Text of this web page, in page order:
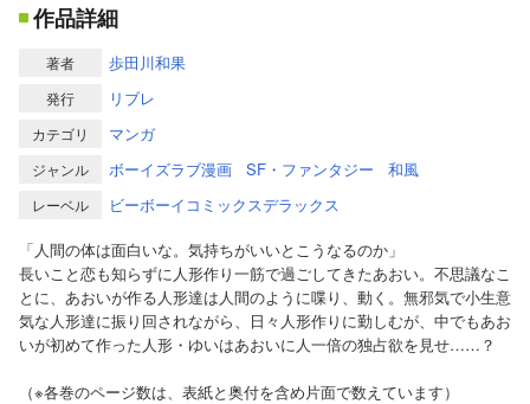
作品詳細
著者 歩田川和果
発行 リブレ
カテゴリ マンガ
ジャンル ボーイズラブ漫画 SF・ファンタジー 和風
レーベル
ビーボーイコミックスデラックス
「人間の体は面白いな。気持ちがいいとこうなるのか」
長いこと恋も知らずに人形作り一筋で過ごしてきたあおい。不思議なこ
とに、あおいが作る人形達は人間のように喋り、動く。無邪気で小生意
気な人形達に振り回されながら、日々人形作りに勤しむが、中でもあお
いが初めて作った人形・ゆいはあおいに人一倍の独占欲を見せ……？
（※各巻のページ数は、表紙と奥付を含め片面で数えています）